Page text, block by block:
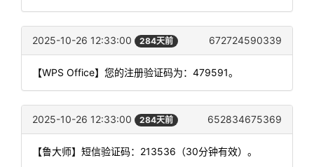
2025-10-26 12:33:00 284天前 672724590339
【WPS Office】您的注册验证码为：479591。
2025-10-26 12:33:00 284天前 652834675369
【鲁大师】短信验证码：213536（30分钟有效）。